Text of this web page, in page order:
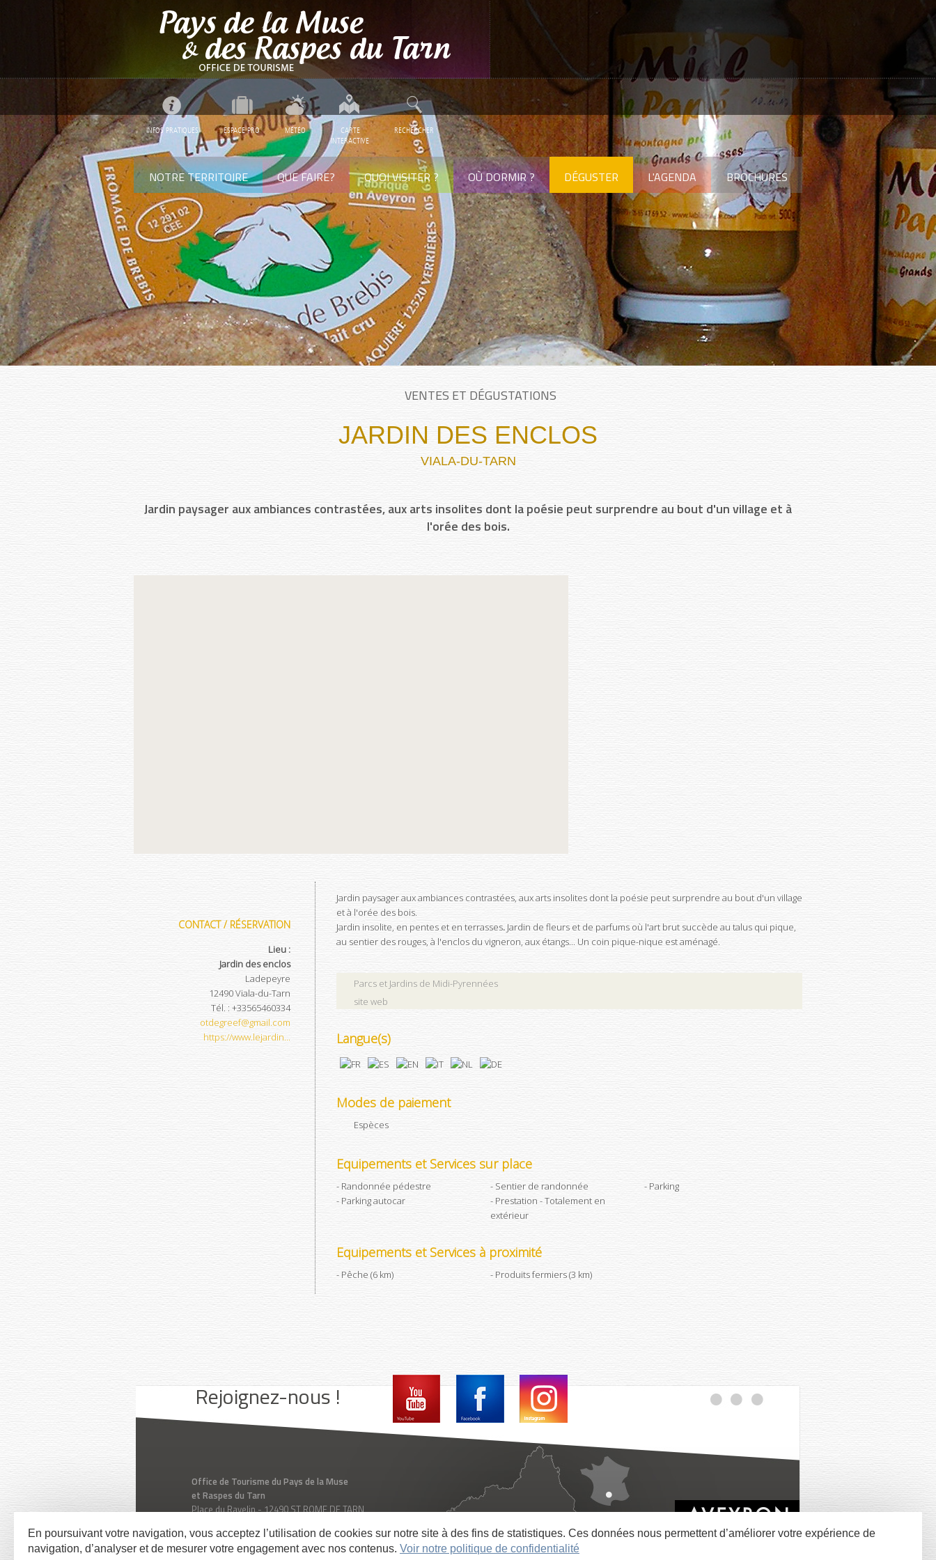
INFOS PRATIQUES ESPACE PRO MÉTÉO
CARTE
INTERACTIVE
RECHERCHER
NOTRE TERRITOIRE QUE FAIRE? QUOI VISITER ? OÙ DORMIR ? DÉGUSTER L'AGENDA BROCHURES
VENTES ET DÉGUSTATIONS
JARDIN DES ENCLOS
VIALA-DU-TARN
Jardin paysager aux ambiances contrastées, aux arts insolites dont la poésie peut surprendre au bout d'un village et à
l'orée des bois.
CONTACT / RÉSERVATION
Lieu :
Jardin des enclos
Ladepeyre
12490Viala-du-Tarn
Tél. : +33565460334
otdegreef@gmail.com
https://www.lejardin...
Jardin paysager aux ambiances contrastées, aux arts insolites dont la poésie peut surprendre au bout d'un village
et à l'orée des bois.
Jardin insolite, en pentes et en terrasses. Jardin de fleurs et de parfums où l'art brut succède au talus qui pique,
au sentier des rouges, à l'enclos du vigneron, aux étangs... Un coin pique-nique est aménagé.
Parcs et Jardins de Midi-Pyrennées
site web
Langue(s)
Modes de paiement
Espèces
Equipements et Services sur place
Randonnée pédestre Sentier de randonnée
Parking
Parking autocar
Prestation - Totalement en
extérieur
Equipements et Services à proximité
Pêche (6 km) Produits fermiers (3 km)
Rejoignez-nous !
Facebook Instagram
Office de Tourisme du Pays de la Muse
et Raspes du Tarn
Place du Ravelin - 12490 ST ROME DE TARN
Tél. 05 65 62 50 89
En poursuivant votre navigation, vous acceptez l’utilisation de cookies sur notre site à des fins de statistiques. Ces données nous permettent d’améliorer votre expérience de
navigation, d’analyser et de mesurer votre engagement avec nos contenus. Voir notre politique de confidentialité